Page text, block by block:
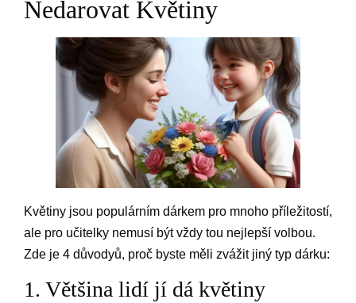
Nedarovat Květiny
Květiny jsou populárním dárkem pro mnoho příležitostí,
ale pro učitelky nemusí být vždy tou nejlepší volbou.
Zde je 4 důvodyů, proč byste měli zvážit jiný typ dárku:
1. Většina lidí jí dá květiny